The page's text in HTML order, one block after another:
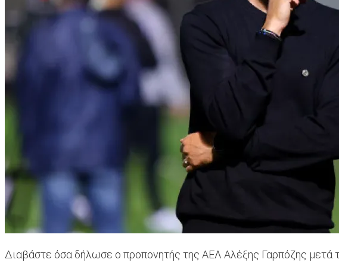
Διαβάστε όσα δήλωσε ο προπονητής της ΑΕΛ Αλέξης Γαρπόζης μετά